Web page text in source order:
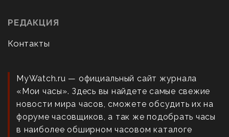
РЕДАКЦИЯ
Контакты
MyWatch.ru — официальный сайт журнала
«Мои часы». Здесь вы найдете самые свежие
новости мира часов, сможете обсудить их на
форуме часовщиков, а так же подобрать часы
в наиболее обширном часовом каталоге